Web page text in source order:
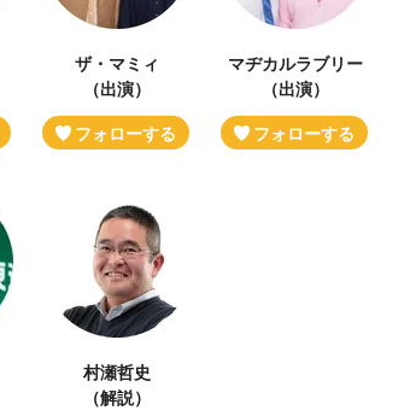
ザ・マミィ
（出演）
マヂカルラブリー
（出演）
村瀬哲史
（解説）